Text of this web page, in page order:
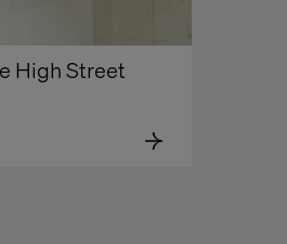
High Street